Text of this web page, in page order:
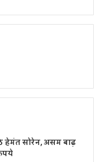
हेमंत सोरेन, असम बाढ़